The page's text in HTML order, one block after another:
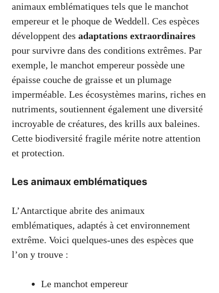
animaux emblématiques tels que le manchot
empereur et le phoque de Weddell. Ces espèces
développent des adaptations extraordinaires
pour survivre dans des conditions extrêmes. Par
exemple, le manchot empereur possède une
épaisse couche de graisse et un plumage
imperméable. Les écosystèmes marins, riches en
nutriments, soutiennent également une diversité
incroyable de créatures, des krills aux baleines.
Cette biodiversité fragile mérite notre attention
et protection.
Les animaux emblématiques
L’Antarctique abrite des animaux
emblématiques, adaptés à cet environnement
extrême. Voici quelques-unes des espèces que
l’on y trouve :
Le manchot empereur